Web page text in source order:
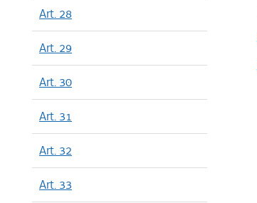
Art. 28
Art. 29
Art. 30
Art. 31
Art. 32
Art. 33